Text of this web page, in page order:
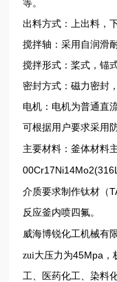
等。
出料方式：上出料，
搅拌轴：采用自润滑
搅拌形式：桨式，锚
密封方式：磁力密封
电机：电机为普通直
可根据用户要求采用
主要材料：釜体材料
介质要求制作钛材（
反应釜内喷四氟。
威海博锐化工机械有
zui大压力为45Mpa
工、医药化工、染料